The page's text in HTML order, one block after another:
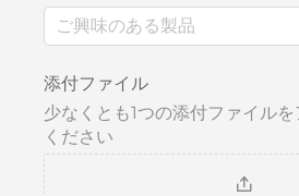
添付ファイル
少なくとも1つの添付ファイル
ください